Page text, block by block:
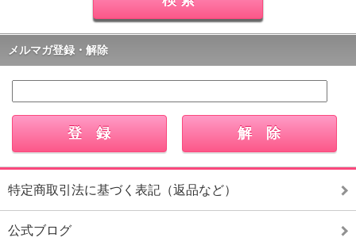
メルマガ登録・解除
特定商取引法に基づく表記（返品など）
公式ブログ